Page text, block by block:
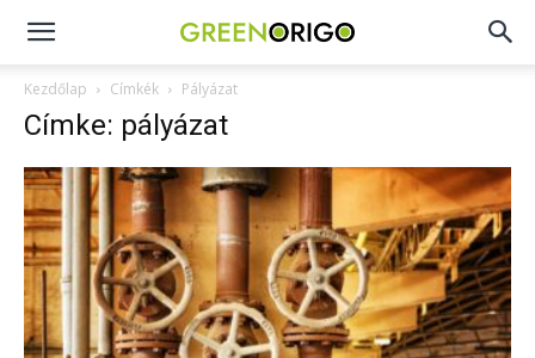
Green
Origo
portál
Kezdőlap Címkék Pályázat
Címke: pályázat